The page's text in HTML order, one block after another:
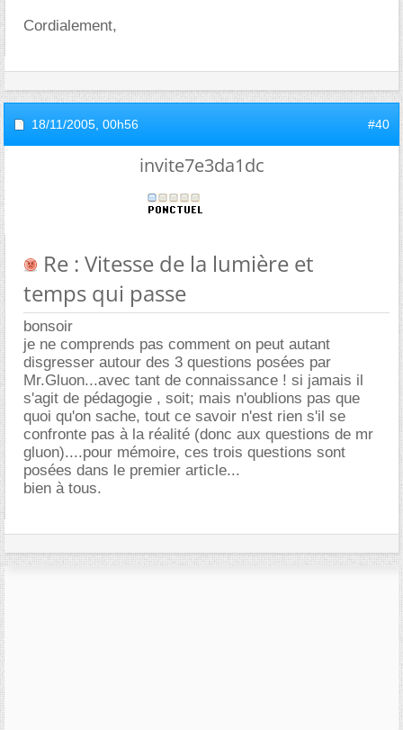
Cordialement,
18/11/2005, 00h56 #40
invite7e3da1dc
Re : Vitesse de la lumière et
temps qui passe
bonsoir
je ne comprends pas comment on peut autant
disgresser autour des 3 questions posées par
Mr.Gluon...avec tant de connaissance ! si jamais il
s'agit de pédagogie , soit; mais n'oublions pas que
quoi qu'on sache, tout ce savoir n'est rien s'il se
confronte pas à la réalité (donc aux questions de mr
gluon)....pour mémoire, ces trois questions sont
posées dans le premier article...
bien à tous.